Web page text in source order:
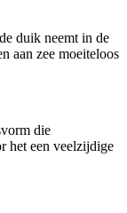
duik neemt in de
aan zee moeiteloos
die
het een veelzijdige